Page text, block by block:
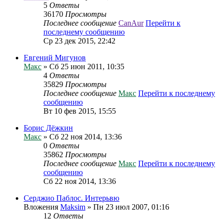
5 Ответы
36170 Просмотры
Последнее сообщение CanAur Перейти к
последнему сообщению
Ср 23 дек 2015, 22:42
Евгений Мигунов
Макс » Сб 25 июн 2011, 10:35
4 Ответы
35829 Просмотры
Последнее сообщение Макс Перейти к последнему
сообщению
Вт 10 фев 2015, 15:55
Борис Дёжкин
Макс » Сб 22 ноя 2014, 13:36
0 Ответы
35862 Просмотры
Последнее сообщение Макс Перейти к последнему
сообщению
Сб 22 ноя 2014, 13:36
Серджио Паблос. Интерьвю
Вложения Maksim » Пн 23 июл 2007, 01:16
12 Ответы